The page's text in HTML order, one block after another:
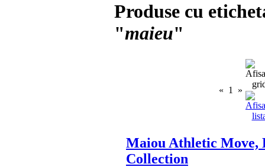
Produse cu
"maieu"
« 1 »
Maiou Athletic Move,
Collection